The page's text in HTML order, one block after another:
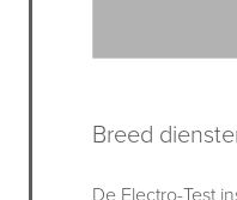
Breed
De Electro-Test